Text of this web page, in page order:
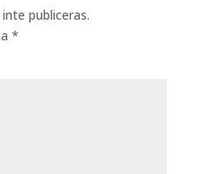
publiceras.
*